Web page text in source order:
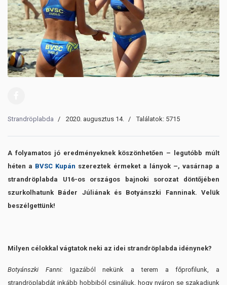
Strandröplabda 2020. augusztus 14. Találatok: 5715
A folyamatos jó eredményeknek köszönhetően – legutóbb múlt
héten a BVSC Kupán szereztek érmeket a lányok –, vasárnap a
strandröplabda U16-os országos bajnoki sorozat döntőjében
szurkolhatunk Báder Júliának és Botyánszki Fanninak. Velük
beszélgettünk!
Milyen célokkal vágtatok neki az idei strandröplabda idénynek?
Botyánszki Fanni:Igazából nekünk a terem a főprofilunk, a
strandröplabdát inkább hobbiból csináljuk, hogy nyáron se szakadjunk